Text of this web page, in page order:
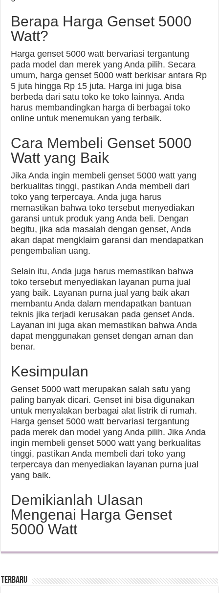
Berapa Harga Genset 5000
Watt?
Harga genset 5000 watt bervariasi tergantung
pada model dan merek yang Anda pilih. Secara
umum, harga genset 5000 watt berkisar antara Rp
5 juta hingga Rp 15 juta. Harga ini juga bisa
berbeda dari satu toko ke toko lainnya. Anda
harus membandingkan harga di berbagai toko
online untuk menemukan yang terbaik.
Cara Membeli Genset 5000
Watt yang Baik
Jika Anda ingin membeli genset 5000 watt yang
berkualitas tinggi, pastikan Anda membeli dari
toko yang terpercaya. Anda juga harus
memastikan bahwa toko tersebut menyediakan
garansi untuk produk yang Anda beli. Dengan
begitu, jika ada masalah dengan genset, Anda
akan dapat mengklaim garansi dan mendapatkan
pengembalian uang.
Selain itu, Anda juga harus memastikan bahwa
toko tersebut menyediakan layanan purna jual
yang baik. Layanan purna jual yang baik akan
membantu Anda dalam mendapatkan bantuan
teknis jika terjadi kerusakan pada genset Anda.
Layanan ini juga akan memastikan bahwa Anda
dapat menggunakan genset dengan aman dan
benar.
Kesimpulan
Genset 5000 watt merupakan salah satu yang
paling banyak dicari. Genset ini bisa digunakan
untuk menyalakan berbagai alat listrik di rumah.
Harga genset 5000 watt bervariasi tergantung
pada merek dan model yang Anda pilih. Jika Anda
ingin membeli genset 5000 watt yang berkualitas
tinggi, pastikan Anda membeli dari toko yang
terpercaya dan menyediakan layanan purna jual
yang baik.
Demikianlah Ulasan
Mengenai Harga Genset
5000 Watt
Terbaru